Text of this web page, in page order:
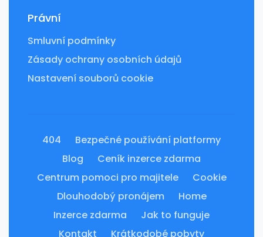
Právní
Smluvní podmínky
Zásady ochrany osobních údajů
Nastavení souborů cookie
404
Bezpečné používání platformy
Blog
Ceník inzerce zdarma
Centrum pomoci pro majitele
Cookie
Dlouhodobý pronájem
Home
Inzerce zdarma
Jak to funguje
Kontakt
Krátkodobé pobyty